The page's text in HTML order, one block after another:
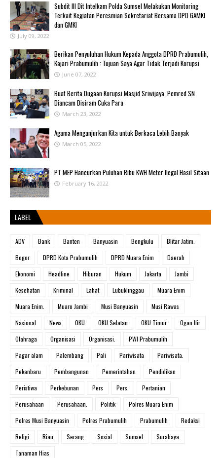
Subdit III Dit Intelkam Polda Sumsel Melakukan Monitoring
Terkait Kegiatan Peresmian Sekretariat Bersama DPD GAMKI
dan GMKI
July 09, 2022
Berikan Penyuluhan Hukum Kepada Anggota DPRD Prabumulih,
Kajari Prabumulih : Tujuan Saya Agar Tidak Terjadi Korupsi
June 07, 2022
Buat Berita Dugaan Korupsi Masjid Sriwijaya, Pemred SN
Diancam Disiram Cuka Para
March 23, 2022
Agama Menganjurkan Kita untuk Berkaca Lebih Banyak
March 05, 2022
PT MEP Hancurkan Puluhan Ribu KWH Meter Ilegal Hasil Sitaan
February 16, 2022
LABEL
ADV Bank Banten Banyuasin Bengkulu
Blitar Jatim.
Bogor
DPRD Kota Prabumulih DPRD Muara Enim
Daerah
Ekonomi
Headline Hiburan Hukum Jakarta
Jambi
Kesehatan
Kriminal Lahat Lubuklinggau
Muara Enim
Muara Enim.
Muaro Jambi Musi Banyuasin
Musi Rawas
Nasional
News OKU OKU Selatan OKU Timur
Ogan Ilir
Olahraga
Organisasi Organisasi.
PWI Prabumulih
Pagar alam
Palembang Pali Pariwisata
Pariwisata.
Pekanbaru
Pembangunan Pemerintahan
Pendidikan
Peristiwa
Perkebunan Pers Pers.
Pertanian
Perusahaan
Perusahaan. Politik
Polres Muara Enim
Polres Musi Banyuasin
Polres Prabumulih Prabumulih
Redaksi
Religi
Riau Serang Sosial Sumsel
Surabaya
Tanaman Hias